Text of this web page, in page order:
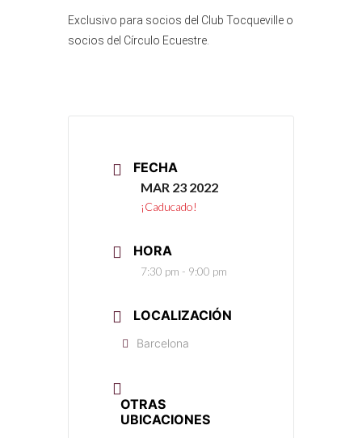
Exclusivo para socios del Club Tocqueville o
socios del Círculo Ecuestre.
FECHA
MAR 23 2022
¡Caducado!
HORA
7:30 pm - 9:00 pm
LOCALIZACIÓN
Barcelona
OTRAS
UBICACIONES